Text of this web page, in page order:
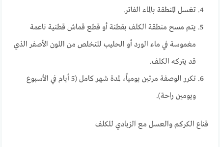
تغسل المنطقة بالماء الفاتر.
يتم مسح منطقة الكلف بقطنة أو قطع قماش قطنية ناعمة
مغموسة في ماء الورد أو الحليب للتخلص من اللون الأصفر الذي
قد يتركه الكلف.
تكرر الوصفة مرتين يومياً، لمدة شهر كامل (5 أيام في الأسبوع
ويومين راحة).
قناع الكركم والعسل مع الزبادي للكلف